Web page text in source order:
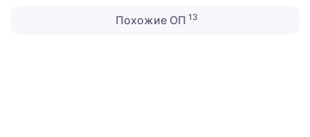
Похожие ОП 13